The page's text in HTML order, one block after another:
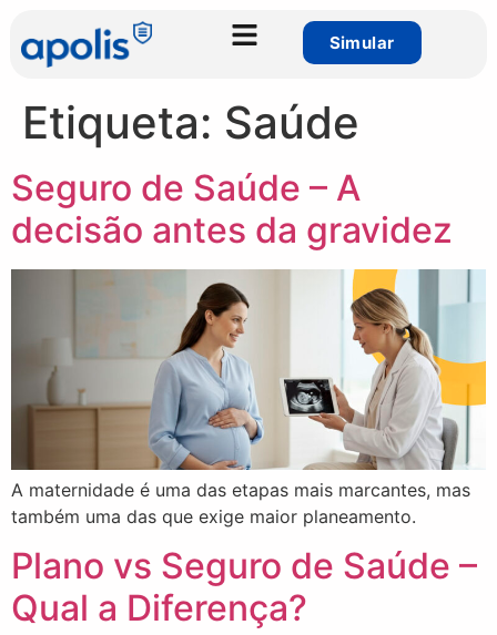
Simular
Etiqueta: Saúde
Seguro de Saúde – A
decisão antes da gravidez
A maternidade é uma das etapas mais marcantes, mas
também uma das que exige maior planeamento.
Plano vs Seguro de Saúde –
Qual a Diferença?